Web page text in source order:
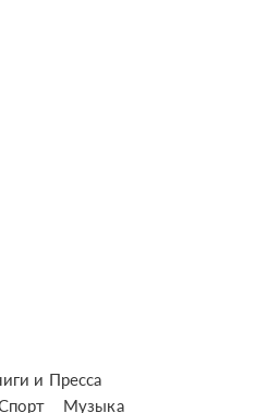
и Пресса
Музыка